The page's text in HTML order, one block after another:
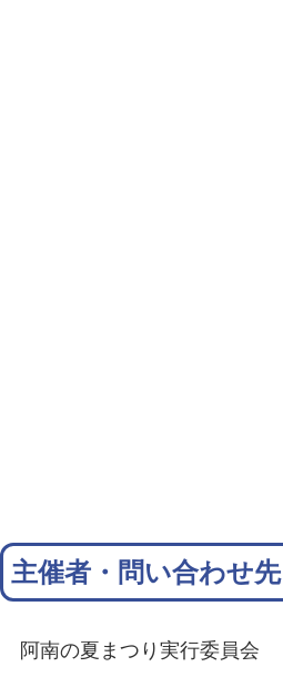
主催者・問い合わせ先
阿南の夏まつり実行委員会